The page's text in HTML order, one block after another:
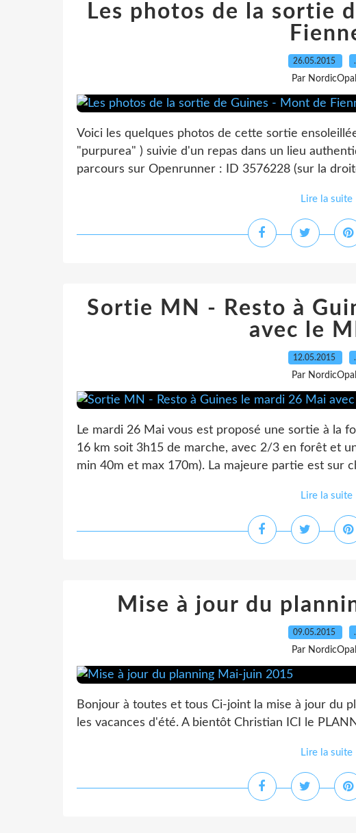
Les photos de la sortie
26.05.2015
Par
Voici les quelques photos de cette sortie
"purpurea" ) suivie d'un repas dans un lieu
parcours sur Openrunner : ID 3576228 (sur la
Lire la suite
Sortie MN - Resto à
avec le
12.05.2015
Par
Le mardi 26 Mai vous est proposé une sortie à la
16 km soit 3h15 de marche, avec 2/3 en forêt et
min 40m et max 170m). La majeure partie est sur
Lire la suite
Mise à jour du
09.05.2015
Par
Bonjour à toutes et tous Ci-joint la mise à jour du
les vacances d'été. A bientôt Christian ICI le
Lire la suite